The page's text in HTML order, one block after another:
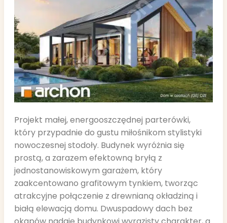
Projekt małej, energooszczędnej parterówki,
który przypadnie do gustu miłośnikom stylistyki
nowoczesnej stodoły. Budynek wyróżnia się
prostą, a zarazem efektowną bryłą z
jednostanowiskowym garażem, który
zaakcentowano grafitowym tynkiem, tworząc
atrakcyjne połączenie z drewnianą okładziną i
białą elewacją domu. Dwuspadowy dach bez